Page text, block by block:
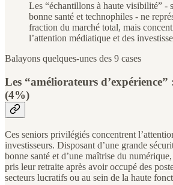
Les “échantillons à haute visibilité” -
bonne santé et technophiles - ne
fraction du marché total, mais
l’attention médiatique et des
Balayons quelques-unes des 9 cases
Les “améliorateurs d’expérience”
(4%)
Ces seniors privilégiés concentrent
investisseurs. Disposant d’une grande
bonne santé et d’une maîtrise du
pris leur retraite après avoir occupé des
secteurs lucratifs ou au sein de la haute